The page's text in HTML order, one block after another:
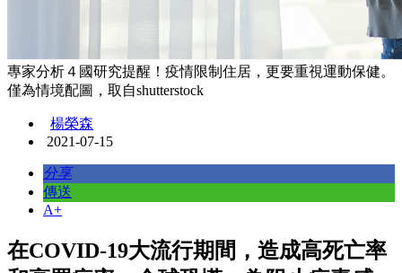
專家分析４國研究提醒！疫情限制住居，更要重視運動保健。
僅為情境配圖，取自shutterstock
楊榮森
2021-07-15
分享
傳送
A+
在COVID-19大流行期間，造成高死亡率